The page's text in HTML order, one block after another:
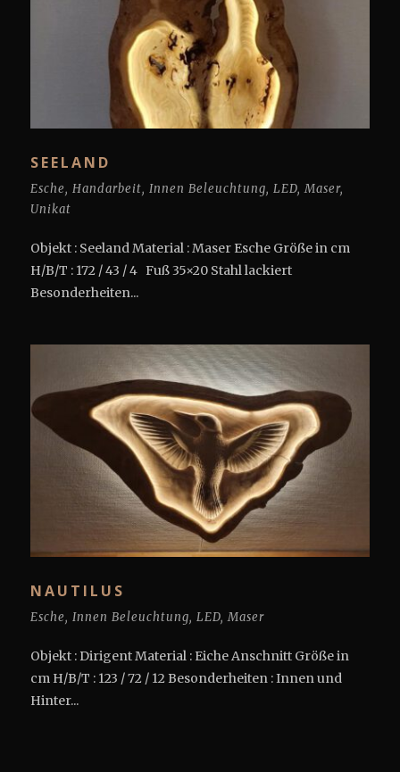
SEELAND
Esche, Handarbeit, Innen Beleuchtung, LED, Maser,
Unikat
Objekt : Seeland Material : Maser Esche Größe in cm
H/B/T : 172 / 43 / 4 Fuß 35×20 Stahl lackiert
Besonderheiten...
NAUTILUS
Esche, Innen Beleuchtung, LED, Maser
Objekt : Dirigent Material : Eiche Anschnitt Größe in
cm H/B/T : 123 / 72 / 12 Besonderheiten : Innen und
Hinter...